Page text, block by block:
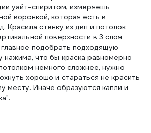
уайт-спиритом, измеряешь
воронкой, которая есть в
Красила стенку из двп и потолок
поверхности в 3 слоя
подобрать подходящую
нажима, что бы краска равномерно
немного сложнее, нужно
хорошо и стараться не красить
месту. Иначе образуются капли и